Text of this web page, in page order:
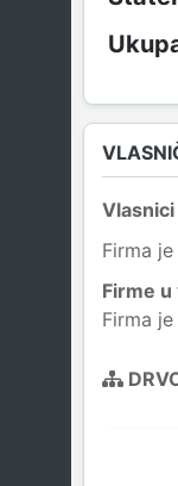
Firma
Firme
Firma